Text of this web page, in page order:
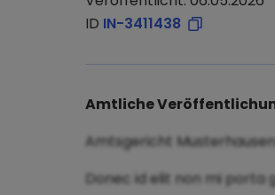
ID IN-3411438
Amtliche
Amtsgericht
Donec id elit non mi porta